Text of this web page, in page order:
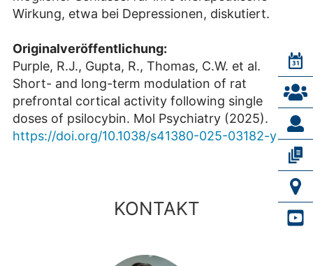
Wirkung, etwa bei Depressionen, diskutiert.
Originalveröffentlichung:
Purple, R.J., Gupta, R., Thomas, C.W. et al.
Short- and long-term modulation of rat
prefrontal cortical activity following single
doses of psilocybin. Mol Psychiatry (2025).
https://doi.org/10.1038/s41380-025-03182-y
KONTAKT